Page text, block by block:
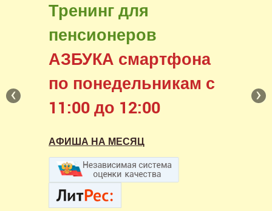
Бесплатный доступ
к фондам российских
библиотек
в нашем читальном зале
АФИША НА МЕСЯЦ
купить билет
Тренинг для
пенсионеров
АЗБУКА смартфона
по понедельникам с
11:00 до 12:00
АФИША НА МЕСЯЦ
›
‹